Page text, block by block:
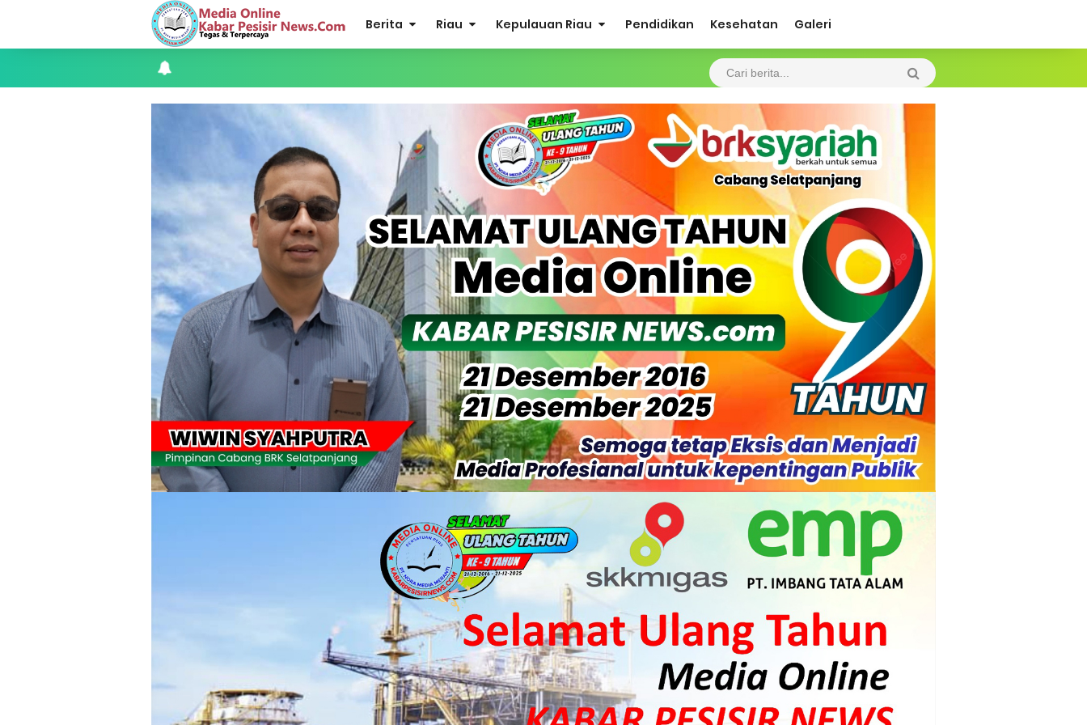
Berita Riau Kepulauan Riau Pendidikan Kesehatan Galeri
Teluk Belitung Bagaikan Kota Mati Disaat Listrik Diberlakukan Pemadaman Secara Bergilir, Mesin 600 kW Diharapkan Jadi Solusi.
F-PETIR Desak Pemkab Lingga Segera Buka Solusi Tambang Timah Rakyat: Jangan Hanya di Laut yang Beroperasi, Tambang Timah di Darat
Juga Butuh Hidup
Saat Duka Menyelimuti Korban Serangan Monyet, YBM PLN UP3 Rengat Bersama PW IWO Riau Ulurkan Tangan Kemanusiaan
Wabup Meranti Serahkan Santunan BPJS Rp52 Juta, Optimalisasi Pelaksanaan Program Jaminan Sosial Ketenagakerjaan Diperkuat
Usut Skandal Lahan Ulayat Desa Palas, Sekoci24.co Resmi Layangkan Surat Konfirmasi ke PT Arara Abadi.
Meranti 2026, 30 Putra-Putri Terbaik Disiapkan Kibarkan Merah Putih
Pulihkan Konektivitas Pascabencana, HKI Rampungkan Penanganan Jalur Lembah Anai dan Malalak
Bupati Asmar Lepas 77 Kontingen Pramuka Meranti Ikuti Jambore Nasional XII 2026 di Cibubur
Polres Kepulauan Meranti Gelar Ekspedisi Merah Putih" Jalin Sinergitas dengan Insan Pers, Komunitas dan Mahasiswa
PLN Selat Panjang Minta Maaf, Janji Datangkan Mesin Sewa Atasi Pemadaman di Merbau.
Warga Kecamatan Merbau dan Kecamatan Putri Puyu Tuntut PLN: Hentikan Pemadaman dan Beri Kompensasi
FPMP.TB Bersama OPP Teluk Belitung, Dan Perwakilan Masyarakat Desa Se- Kecamatan Merbau Datangi PLTG Melibur
Bupati Asmar Perkuat Sinergi dengan Danposal Selatpanjang, Bahas Stabilitas Wilayah dan Pembangunan Meranti
44 Tim Berlaga di Banglas Barat Cup II, Pemkab Meranti Dorong Lahirnya Atlet Berprestasi
HUT IBI Ke-75, Bupati Asmar: Bidan Garda Terdepan Wujudkan Generasi Emas Indonesia 2045